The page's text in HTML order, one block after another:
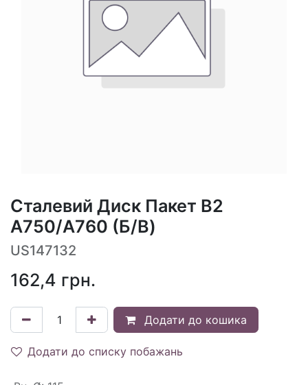
Сталевий Диск Пакет B2
A750/A760 (Б/В)
US147132
162,4 грн.
Додати до кошика
Додати до списку побажань